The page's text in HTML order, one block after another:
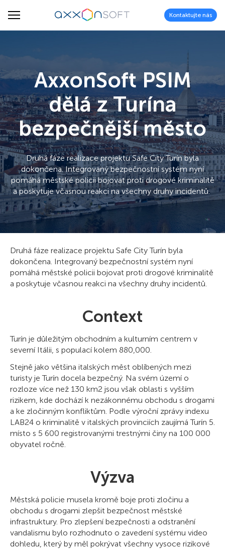
Kontaktujte nás
AxxonSoft PSIM
dělá z Turína
bezpečnější město
Druhá fáze realizace projektu Safe City Turín byla
dokončena. Integrovaný bezpečnostní systém nyní
pomáhá městské policii bojovat proti drogové kriminalitě
a poskytuje včasnou reakci na všechny druhy incidentů.
Druhá fáze realizace projektu Safe City Turín byla
dokončena. Integrovaný bezpečnostní systém nyní
pomáhá městské policii bojovat proti drogové kriminalitě
a poskytuje včasnou reakci na všechny druhy incidentů.
Context
Turín je důležitým obchodním a kulturním centrem v
severní Itálii, s populací kolem 880,000.
Stejně jako většina italských měst oblíbených mezi
turisty je Turín docela bezpečný. Na svém území o
rozloze více než 130 km2 jsou však oblasti s vyšším
rizikem, kde dochází k nezákonnému obchodu s drogami
a ke zločinným konfliktům. Podle výroční zprávy indexu
LAB24 o kriminalitě v italských provinciích zaujímá Turín 5.
místo s 5 600 registrovanými trestnými činy na 100 000
obyvatel ročně.
Výzva
Městská policie musela kromě boje proti zločinu a
obchodu s drogami zlepšit bezpečnost městské
infrastruktury. Pro zlepšení bezpečnosti a odstranění
vandalismu bylo rozhodnuto o zavedení systému video
dohledu, který by měl pokrývat všechny vysoce rizikové